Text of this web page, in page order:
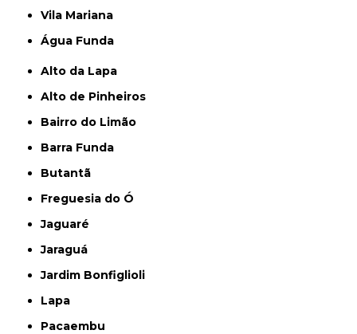
Vila Mariana
Água Funda
Alto da Lapa
Alto de Pinheiros
Bairro do Limão
Barra Funda
Butantã
Freguesia do Ó
Jaguaré
Jaraguá
Jardim Bonfiglioli
Lapa
Pacaembu